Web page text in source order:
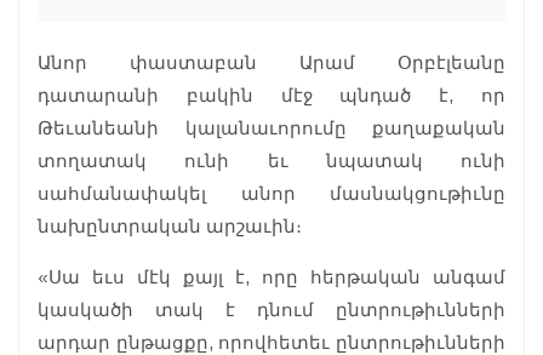
Անոր փաստաբան Արամ Օրբէլեանը
դատարանի բակին մէջ պնդած է, որ
Թեւանեանի կալանաւորումը քաղաքական
տողատակ ունի եւ նպատակ ունի
սահմանափակել անոր մասնակցութիւնը
նախընտրական արշաւին։
«Սա եւս մէկ քայլ է, որը հերթական անգամ
կասկածի տակ է դնում ընտրութիւնների
արդար ընթացքը, որովհետեւ ընտրութիւնների